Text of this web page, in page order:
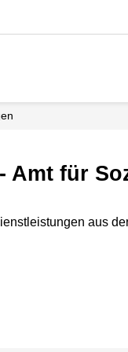
Amt für
aus